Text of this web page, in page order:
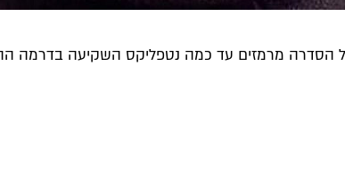
של הסדרה מרמזים עד כמה נטפליקס השקיעה